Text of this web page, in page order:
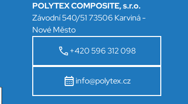
POLYTEX COMPOSITE, s.r.o.
Závodní 540/51 73506 Karviná -
Nové Město
+420 596 312 098
info@polytex.cz